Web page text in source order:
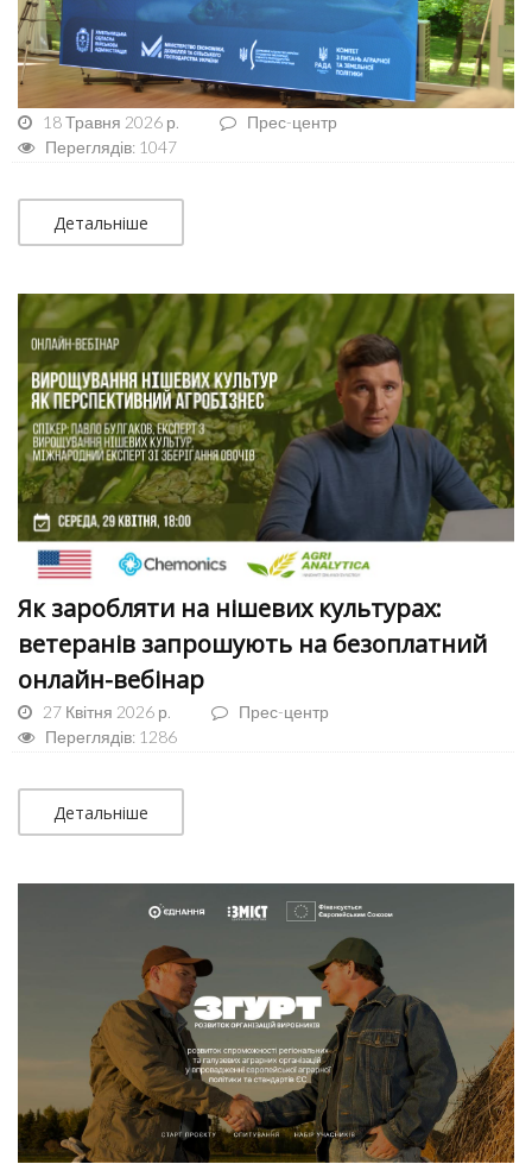
18 Травня 2026 р.
Прес-центр
Переглядів: 1047
Детальніше
Як заробляти на нішевих культурах:
ветеранів запрошують на безоплатний
онлайн-вебінар
27 Квітня 2026 р.
Прес-центр
Переглядів: 1286
Детальніше